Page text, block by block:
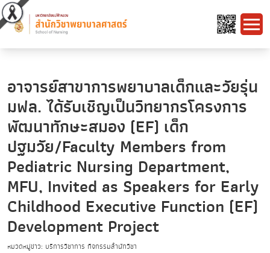
อาจารย์สาขาการพยาบาลเด็กและวัยรุ่น
มฟล. ได้รับเชิญเป็นวิทยากรโครงการ
พัฒนาทักษะสมอง (EF) เด็ก
ปฐมวัย/Faculty Members from
Pediatric Nursing Department,
MFU, Invited as Speakers for Early
Childhood Executive Function (EF)
Development Project
หมวดหมู่ข่าว: บริการวิชาการ กิจกรรมสำนักวิชา